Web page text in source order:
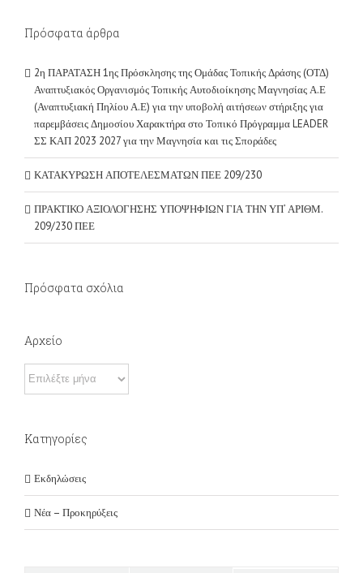
Πρόσφατα άρθρα
2η ΠΑΡΑΤΑΣΗ 1ης Πρόσκλησης της Ομάδας Τοπικής Δράσης (ΟΤΔ)
Αναπτυξιακός Οργανισμός Τοπικής Αυτοδιοίκησης Μαγνησίας Α.Ε
(Αναπτυξιακή Πηλίου Α.Ε) για την υποβολή αιτήσεων στήριξης για
παρεμβάσεις Δημοσίου Χαρακτήρα στο Τοπικό Πρόγραμμα LEADER
ΣΣ ΚΑΠ 2023 2027 για την Μαγνησία και τις Σποράδες
ΚΑΤΑΚΥΡΩΣΗ ΑΠΟΤΕΛΕΣΜΑΤΩΝ ΠΕΕ 209/230
ΠΡΑΚΤΙΚΟ ΑΞΙΟΛΟΓΗΣΗΣ ΥΠΟΨΗΦΙΩΝ ΓΙΑ ΤΗΝ ΥΠ’ ΑΡΙΘΜ.
209/230 ΠΕΕ
Πρόσφατα σχόλια
Αρχείο
Αρχείο
Kατηγορίες
Εκδηλώσεις
Νέα – Προκηρύξεις